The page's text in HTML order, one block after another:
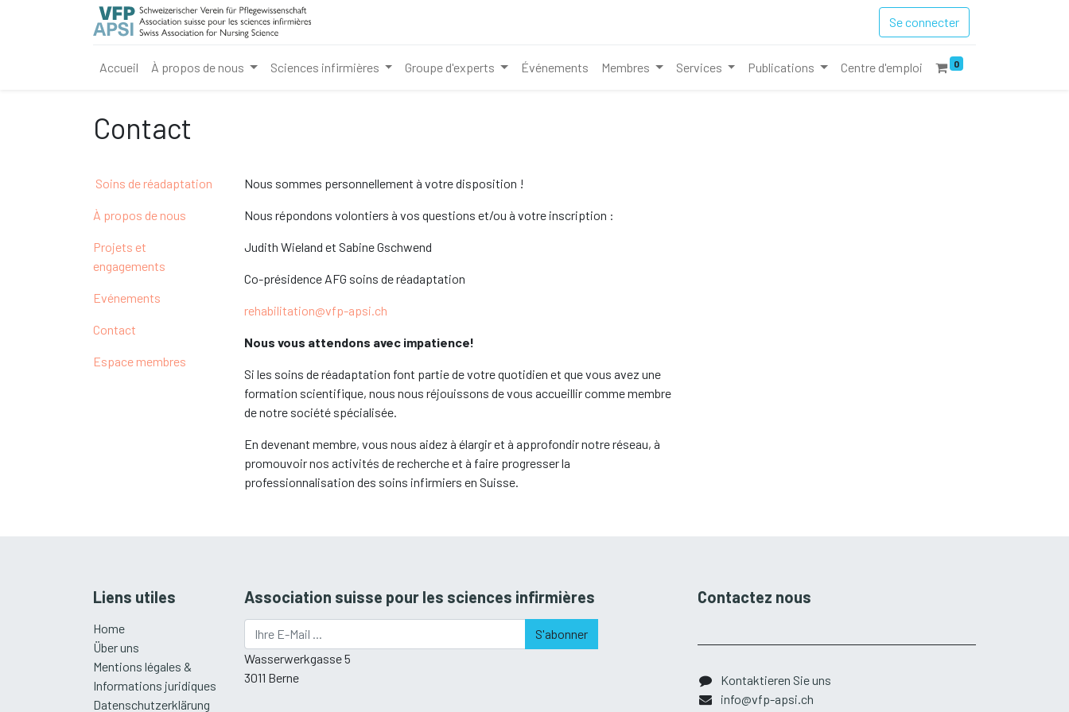
Se connecter
Accueil À propos de nous Sciences infirmières Groupe d'experts Événements Membres Services Publications Centre d'emploi 0
Contact
Soins de réadaptation
À propos de nous
Projets et
engagements
Evénements
Contact
Espace membres
Nous sommes personnellement à votre disposition !
Nous répondons volontiers à vos questions et/ou à votre inscription :
Judith Wieland et Sabine Gschwend
Co-présidence AFG soins de réadaptation
rehabilitation@vfp-apsi.ch
Nous vous attendons avec impatience!
Si les soins de réadaptation font partie de votre quotidien et que vous avez une
formation scientifique, nous nous réjouissons de vous accueillir comme membre
de notre société spécialisée.
En devenant membre, vous nous aidez à élargir et à approfondir notre réseau, à
promouvoir nos activités de recherche et à faire progresser la
professionnalisation des soins infirmiers en Suisse.
Liens utiles
Home
Über uns
Mentions légales &
Informations juridiques
Datenschutzerklärung
Association suisse pour les sciences infirmières
S'abonner
Wasserwerkgasse 5
3011 Berne
Contactez nous
Kontaktieren Sie uns
info@vfp-apsi.ch